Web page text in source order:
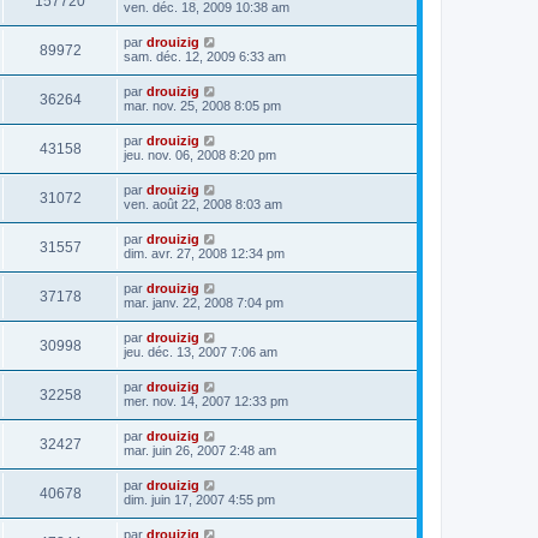
ven. déc. 18, 2009 10:38 am
89972 par drouizig
sam. déc. 12, 2009 6:33 am
36264 par drouizig
mar. nov. 25, 2008 8:05 pm
43158 par drouizig
jeu. nov. 06, 2008 8:20 pm
31072 par drouizig
ven. août 22, 2008 8:03 am
31557 par drouizig
dim. avr. 27, 2008 12:34 pm
37178 par drouizig
mar. janv. 22, 2008 7:04 pm
30998 par drouizig
jeu. déc. 13, 2007 7:06 am
32258 par drouizig
mer. nov. 14, 2007 12:33 pm
32427 par drouizig
mar. juin 26, 2007 2:48 am
40678 par drouizig
dim. juin 17, 2007 4:55 pm
par drouizig